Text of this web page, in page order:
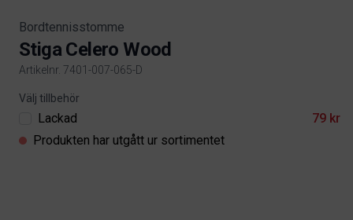
Bordtennisstomme
Stiga Celero Wood
Artikelnr. 7401-007-065-D
Product information
Välj tillbehör
Lackad
79 kr
Produkten har utgått ur sortimentet